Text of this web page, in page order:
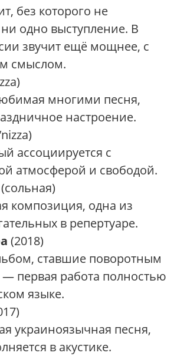
без которого не
одно выступление. В
звучит ещё мощнее, с
смыслом.
многими песня,
настроение.
ассоциируется с
атмосферой и свободой.
(сольная)
композиция, одна из
в репертуаре.
(2018)
ставшие поворотным
первая работа полностью
языке.
украиноязычная песня,
в акустике.